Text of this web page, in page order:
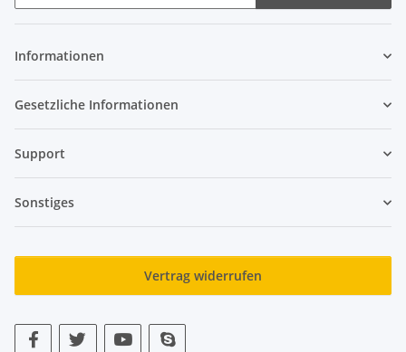
Informationen
Gesetzliche Informationen
Support
Sonstiges
Vertrag widerrufen